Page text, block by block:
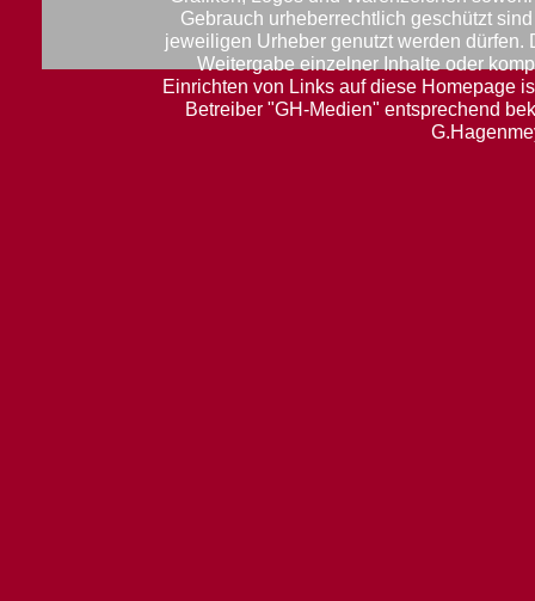
Gebrauch urheberrechtlich geschützt
jeweiligen Urheber genutzt werden
Weitergabe einzelner Inhalte oder
Einrichten von Links auf diese Homepage
Betreiber "GH-Medien" entsprechend